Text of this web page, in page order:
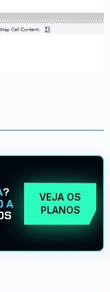
?
A
VEJA OS
PLANOS